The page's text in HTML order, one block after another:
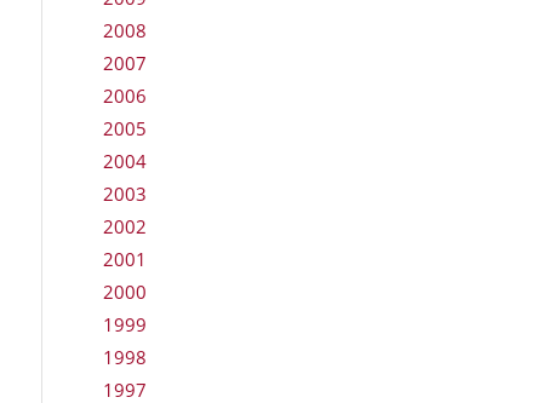
2008
2007
2006
2005
2004
2003
2002
2001
2000
1999
1998
1997